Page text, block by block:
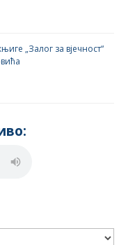
„Залог за вјечност“